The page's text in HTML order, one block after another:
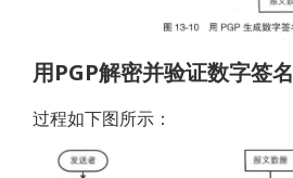
用PGP解密并验证数字签名
过程如下图所示：